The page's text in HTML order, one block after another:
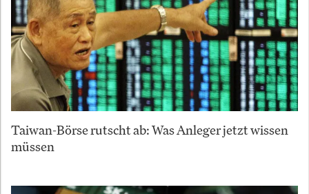
Taiwan-Börse rutscht ab: Was Anleger jetzt wissen
müssen